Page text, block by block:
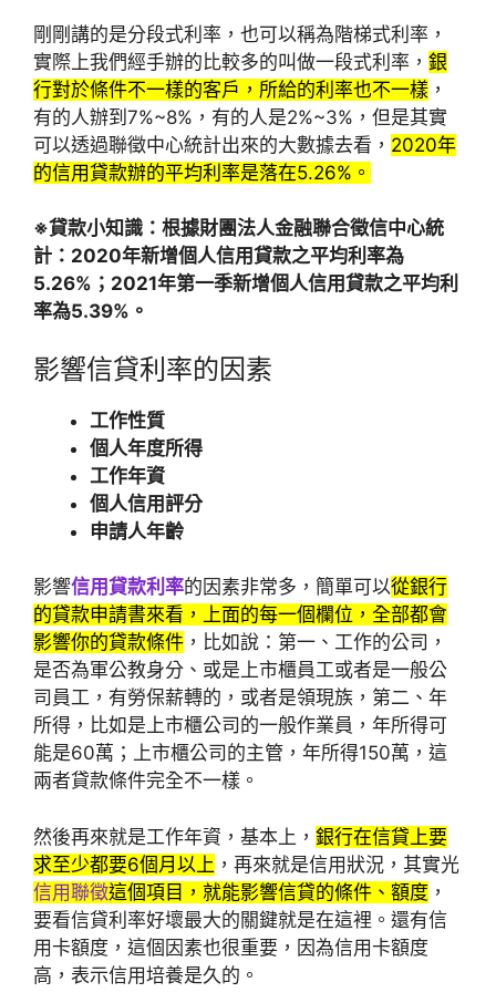
剛剛講的是分段式利率，也可以稱為階梯式利率，
實際上我們經手辦的比較多的叫做一段式利率， 銀
行對於條件不一樣的客戶，所給的利率也不一樣 ，
有的人辦到7%~8%，有的人是2%~3%，但是其實
可以透過聯徵中心統計出來的大數據去看， 2020年
的信用貸款辦的平均利率是落在5.26%。
※貸款小知識： 根據財團法人金融聯合徵信中心統
計：2020年新增個人信用貸款之平均利率為
5.26%；2021年第一季新增個人信用貸款之平均利
率為5.39%。
影響信貸利率的因素
工作性質
個人年度所得
工作年資
個人信用評分
申請人年齡
影響信用貸款利率的因素非常多，簡單可以從銀行
的貸款申請書來看，上面的每一個欄位，全部都會
影響你的貸款條件 ，比如說：第一、工作的公司，
是否為軍公教身分、或是上市櫃員工或者是一般公
司員工，有勞保薪轉的，或者是領現族，第二、年
所得，比如是上市櫃公司的一般作業員，年所得可
能是60萬；上市櫃公司的主管，年所得150萬，這
兩者貸款條件完全不一樣。
然後再來就是工作年資，基本上， 銀行在信貸上要
求至少都要6個月以上 ，再來就是信用狀況，其實光
信用聯徵這個項目，就能影響信貸的條件、額度 ，
要看信貸利率好壞最大的關鍵就是在這裡。還有信
用卡額度，這個因素也很重要，因為信用卡額度
高，表示信用培養是久的。